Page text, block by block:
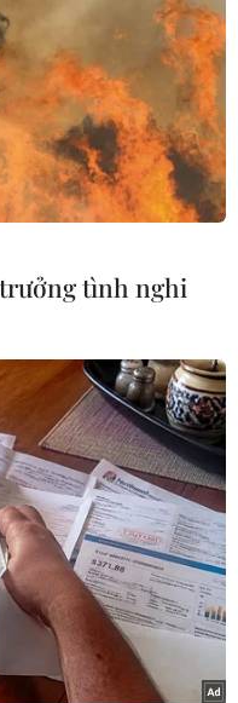
taxi bay tự
ngồi có khả năng đi
tầng thượng và
động (rotor) sử
tình nghi